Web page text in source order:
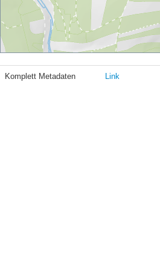
Komplett Metadaten Link